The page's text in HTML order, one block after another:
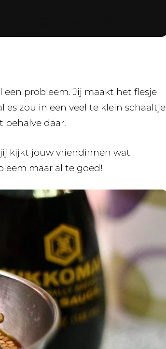
een probleem. Jij maakt het flesje
zou in een veel te klein schaaltje
daar.
kijkt jouw vriendinnen wat
maar al te goed!